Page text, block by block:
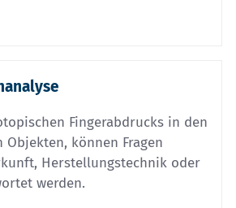
Fingerabdrucks in den
Objekten, können Fragen
Herstellungstechnik oder
werden.